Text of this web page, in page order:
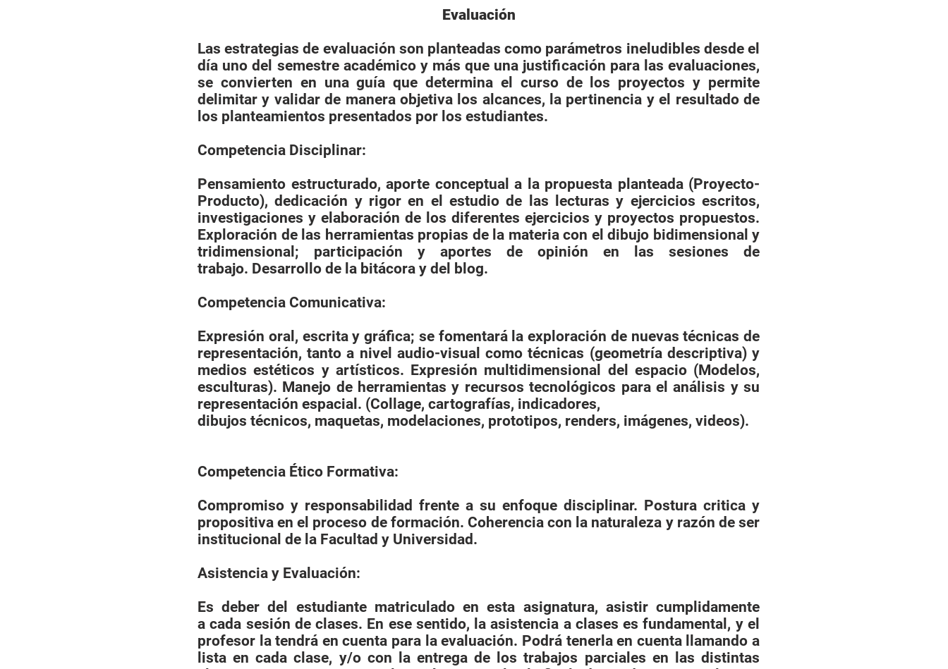
Evaluación
Las estrategias de evaluación son planteadas como parámetros ineludibles desde el
día uno del semestre académico y más que una justificación para las evaluaciones,
se convierten en una guía que determina el curso de los proyectos y permite
delimitar y validar de manera objetiva los alcances, la pertinencia y el resultado de
los planteamientos presentados por los estudiantes.
Competencia Disciplinar:
Pensamiento estructurado, aporte conceptual a la propuesta planteada (Proyecto-
Producto), dedicación y rigor en el estudio de las lecturas y ejercicios escritos,
investigaciones y elaboración de los diferentes ejercicios y proyectos propuestos.
Exploración de las herramientas propias de la materia con el dibujo bidimensional y
tridimensional; participación y aportes de opinión en las sesiones de
trabajo. Desarrollo de la bitácora y del blog.
Competencia Comunicativa:
Expresión oral, escrita y gráfica; se fomentará la exploración de nuevas técnicas de
representación, tanto a nivel audio-visual como técnicas (geometría descriptiva) y
medios estéticos y artísticos. Expresión multidimensional del espacio (Modelos,
esculturas). Manejo de herramientas y recursos tecnológicos para el análisis y su
representación espacial. (Collage, cartografías, indicadores,
dibujos técnicos, maquetas, modelaciones, prototipos, renders, imágenes, videos).
Competencia Ético Formativa:
Compromiso y responsabilidad frente a su enfoque disciplinar. Postura critica y
propositiva en el proceso de formación. Coherencia con la naturaleza y razón de ser
institucional de la Facultad y Universidad.
Asistencia y Evaluación:
Es deber del estudiante matriculado en esta asignatura, asistir cumplidamente
a cada sesión de clases. En ese sentido, la asistencia a clases es fundamental, y el
profesor la tendrá en cuenta para la evaluación. Podrá tenerla en cuenta llamando a
lista en cada clase, y/o con la entrega de los trabajos parciales en las distintas